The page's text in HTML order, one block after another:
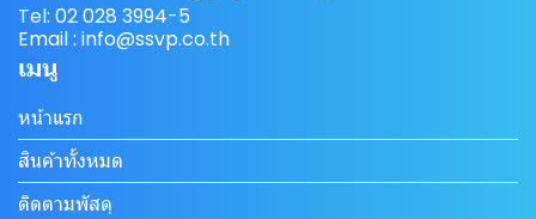
Tel: 02 028 3994-5
Email : info@ssvp.co.th
เมนู
หน้าแรก
สินค้าทั้งหมด
ติดตามพัสดุ